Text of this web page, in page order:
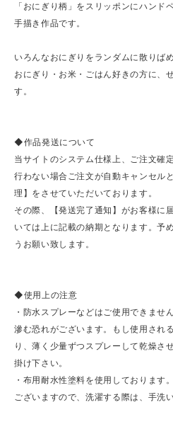
「おにぎり柄」をスリッポンにハン
手描き作品です。
いろんなおにぎりをランダムに散りば
おにぎり・お米・ごはん好きの方に、
す。
◆作品発送について
当サイトのシステム仕様上、ご注文確
行わない場合ご注文が自動キャンセル
理】をさせていただいております。
その際、【発送完了通知】がお客様に
いては上に記載の納期となります。予
うお願い致します。
◆使用上の注意
・防水スプレーなどはご使用できませ
滲む恐れがございます。もし使用され
り、薄く少量ずつスプレーして乾燥さ
掛け下さい。
・布用耐水性塗料を使用しております
ございますので、洗濯する際は、手洗